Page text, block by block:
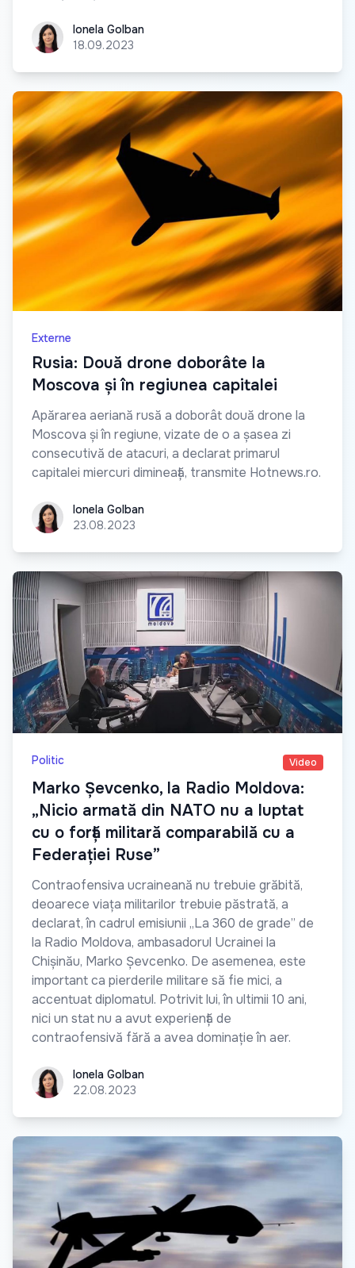
Ionela Golban
Ionela Golban
18.09.2023
Externe
Rusia: Două drone doborâte la
Moscova și în regiunea capitalei
Apărarea aeriană rusă a doborât două drone la
Moscova și în regiune, vizate de o a șasea zi
consecutivă de atacuri, a declarat primarul
capitalei miercuri dimineață, transmite Hotnews.ro.
Ionela Golban
Ionela Golban
23.08.2023
Politic Video
Marko Șevcenko, la Radio Moldova:
„Nicio armată din NATO nu a luptat
cu o forță militară comparabilă cu a
Federației Ruse”
Contraofensiva ucraineană nu trebuie grăbită,
deoarece viața militarilor trebuie păstrată, a
declarat, în cadrul emisiunii „La 360 de grade” de
la Radio Moldova, ambasadorul Ucrainei la
Chișinău, Marko Șevcenko. De asemenea, este
important ca pierderile militare să fie mici, a
accentuat diplomatul. Potrivit lui, în ultimii 10 ani,
nici un stat nu a avut experiență de
contraofensivă fără a avea dominație în aer.
Ionela Golban
Ionela Golban
22.08.2023